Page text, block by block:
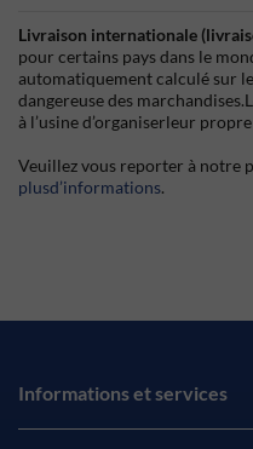
Livraison internationale
pour certains pays dans le
automatiquement calculé sur
dangereuse des
à l’usine d’organiserleur
Veuillez vous reporter à notre
plusd’informations.
Informations et services